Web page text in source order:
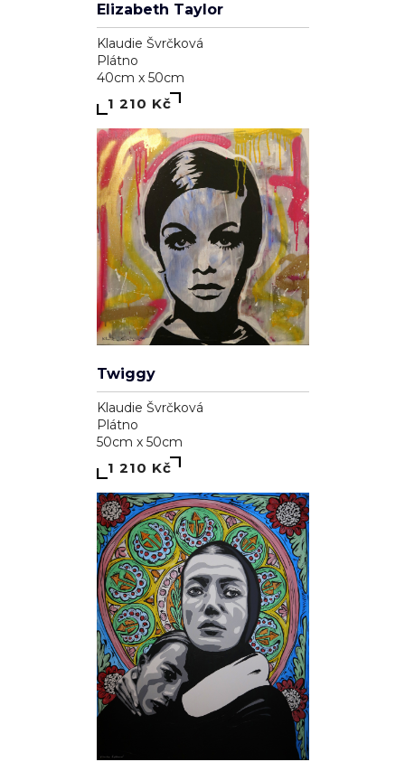
Elizabeth Taylor
Klaudie Švrčková
Plátno
40cm x 50cm
1 210 Kč
Twiggy
Klaudie Švrčková
Plátno
50cm x 50cm
1 210 Kč